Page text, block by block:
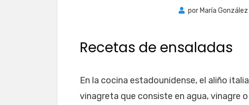
por María González
Recetas de ensaladas
En la cocina estadounidense, el aliño
vinagreta que consiste en agua, vinagre